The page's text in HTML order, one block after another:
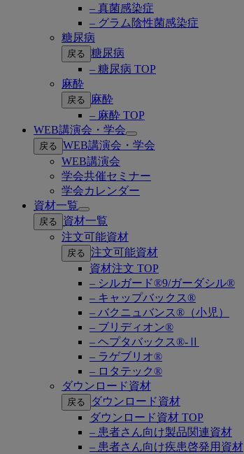
– 真菌感染症
– グラム陰性菌感染症
糖尿病
戻る 糖尿病
– 糖尿病 TOP
麻酔
戻る
麻酔
– 麻酔 TOP
WEB講演会・学会
Open
submenu
戻る WEB講演会・学会
WEB講演会
学会共催セミナー
学会カレンダー
資材一覧
Open
submenu
戻る
資材一覧
注文可能資材
戻る 注文可能資材
資材注文 TOP
– シルガード®9/ガーダシル®
– キャップバックス®
– バクニュバンス®（小児）
– ブリディオン®
– ヘプタバックス®-Ⅱ
– ラゲブリオ®
– ロタテック®
ダウンロード資材
戻る
ダウンロード資材
ダウンロード資材 TOP
– 患者さん向け製品関連資材
– 患者さん向け疾患啓発用資材